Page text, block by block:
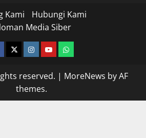
Kami
Hubungi Kami
Media Siber
twitterinstagram.com
youtubewhatsapp
reserved. | MoreNews by AF
themes.